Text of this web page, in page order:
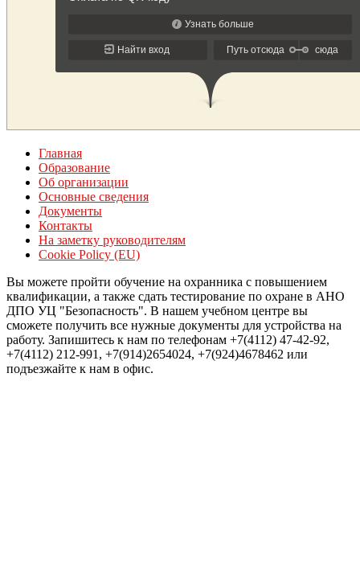
Главная
Образование
Об организации
Основные сведения
Документы
Контакты
На заметку руководителям
Cookie Policy (EU)
Вы можете пройти обучение на охранника с повышением
квалификации, а также сдать тестирование по охране в АНО
ДПО УЦ "Безопасность". В нашем учебном центре вы
сможете получить все нужные документы для устройства на
работу. Запишитесь к нам по телефонам +7(4112) 47-42-92,
+7(4112) 212-991, +7(914)2654024, +7(924)4678462 или
подъезжайте к нам в офис.